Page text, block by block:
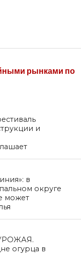
рынками по
и
в
округе
может
огурца в